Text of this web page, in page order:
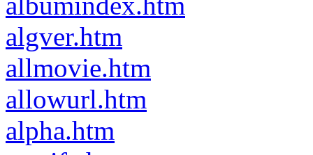
algver.htm
allmovie.htm
allowurl.htm
alpha.htm